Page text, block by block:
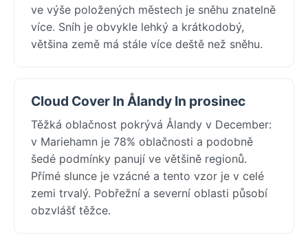
ve výše položených městech je sněhu znatelně
více. Sníh je obvykle lehký a krátkodobý,
většina země má stále více deště než sněhu.
Cloud Cover In Ålandy In prosinec
Těžká oblačnost pokrývá Ålandy v December:
v Mariehamn je 78% oblačnosti a podobně
šedé podmínky panují ve většině regionů.
Přímé slunce je vzácné a tento vzor je v celé
zemi trvalý. Pobřežní a severní oblasti působí
obzvlášť těžce.